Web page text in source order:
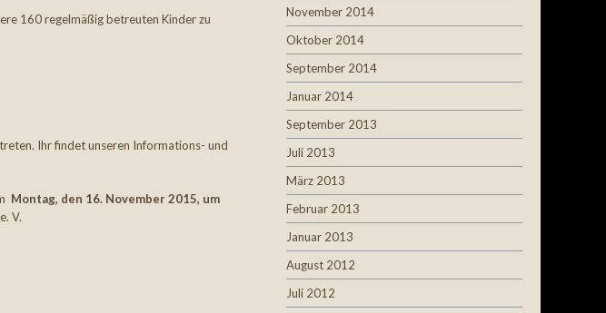
160 regelmäßig betreuten Kinder zu
Ihr findet unseren Informations- und
Montag, den 16. November 2015, um
V.
November 2014
Oktober 2014
September 2014
Januar 2014
September 2013
Juli 2013
März 2013
Februar 2013
Januar 2013
August 2012
Juli 2012